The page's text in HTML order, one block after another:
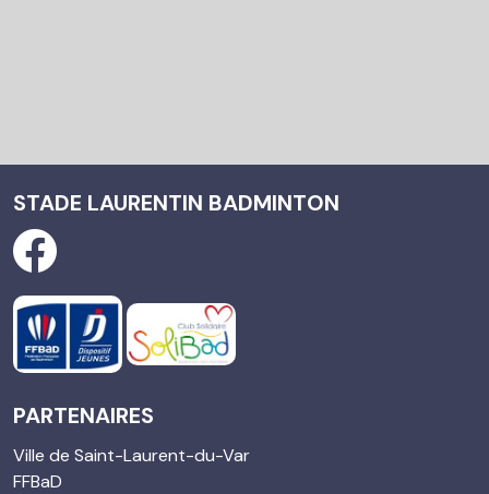
STADE LAURENTIN BADMINTON
PARTENAIRES
Ville de Saint-Laurent-du-Var
FFBaD